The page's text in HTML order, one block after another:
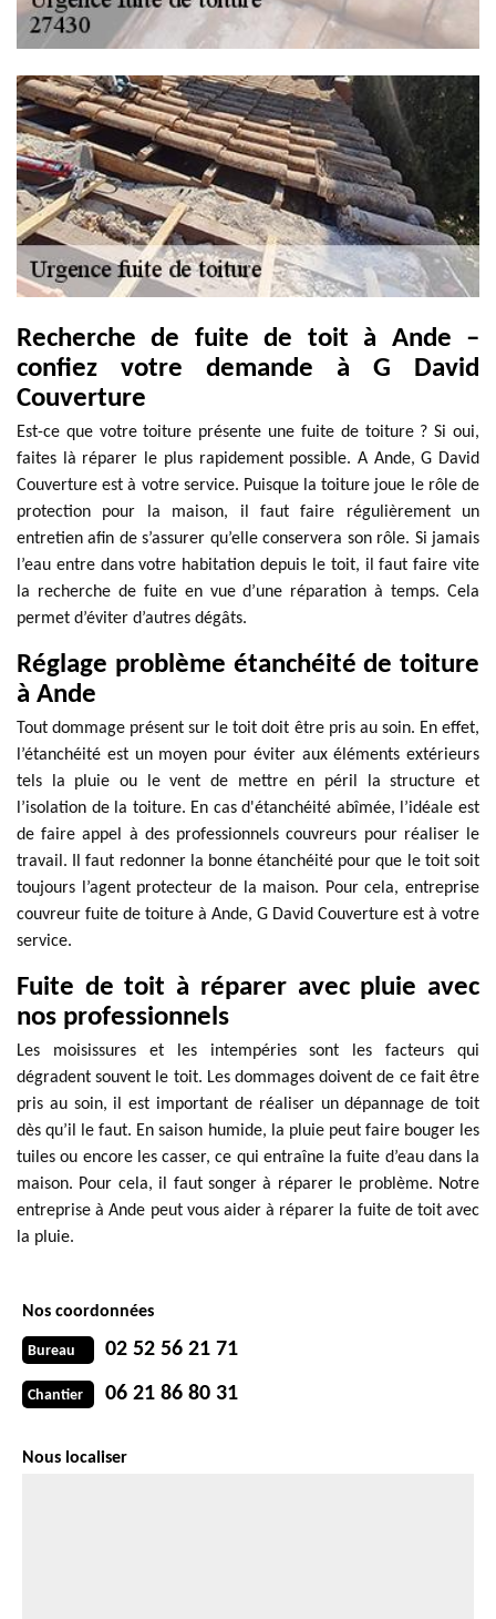
Recherche de fuite de toit à Ande –
confiez votre demande à G David
Couverture
Est-ce que votre toiture présente une fuite de toiture ? Si oui,
faites là réparer le plus rapidement possible. A Ande, G David
Couverture est à votre service. Puisque la toiture joue le rôle de
protection pour la maison, il faut faire régulièrement un
entretien afin de s’assurer qu’elle conservera son rôle. Si jamais
l’eau entre dans votre habitation depuis le toit, il faut faire vite
la recherche de fuite en vue d’une réparation à temps. Cela
permet d’éviter d’autres dégâts.
Réglage problème étanchéité de toiture
à Ande
Tout dommage présent sur le toit doit être pris au soin. En effet,
l’étanchéité est un moyen pour éviter aux éléments extérieurs
tels la pluie ou le vent de mettre en péril la structure et
l’isolation de la toiture. En cas d'étanchéité abîmée, l’idéale est
de faire appel à des professionnels couvreurs pour réaliser le
travail. Il faut redonner la bonne étanchéité pour que le toit soit
toujours l’agent protecteur de la maison. Pour cela, entreprise
couvreur fuite de toiture à Ande, G David Couverture est à votre
service.
Fuite de toit à réparer avec pluie avec
nos professionnels
Les moisissures et les intempéries sont les facteurs qui
dégradent souvent le toit. Les dommages doivent de ce fait être
pris au soin, il est important de réaliser un dépannage de toit
dès qu’il le faut. En saison humide, la pluie peut faire bouger les
tuiles ou encore les casser, ce qui entraîne la fuite d’eau dans la
maison. Pour cela, il faut songer à réparer le problème. Notre
entreprise à Ande peut vous aider à réparer la fuite de toit avec
la pluie.
Nos coordonnées
Bureau 02 52 56 21 71
Chantier 06 21 86 80 31
Nous localiser